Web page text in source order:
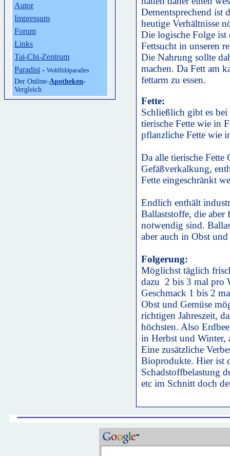
Autor
Impressum
Forum
Links
Tai-Chi-Zentrum
Paradisi - Wohlfühlparadies
Der Online-Apotheken-
Vergleich
Dementsprechend ist
heutige Verhältnisse
Die logische Folge
Fettsucht in unseren
Die Nahrung sollte
machen. Da Fett am
fettarm zu essen.
Fette:
Schließlich gibt es
tierische Fette wie in
pflanzliche Fette wie
Da alle tierische
Gefäßverkalkung,
Fette eingeschränkt
Endlich enthält
Ballaststoffe, die
notwendig sind.
aber auch in Obst
Folgerung:
Möglichst täglich
dazu 2 bis 3 mal pro
Geschmack 1 bis 2
Obst und Gemüse
richtigen Jahreszeit,
höchsten. Also
in Herbst und Winter,
Eine zusätzliche
Bioprodukte. Hier ist
Schadstoffbelastung
etc im Schnitt doch